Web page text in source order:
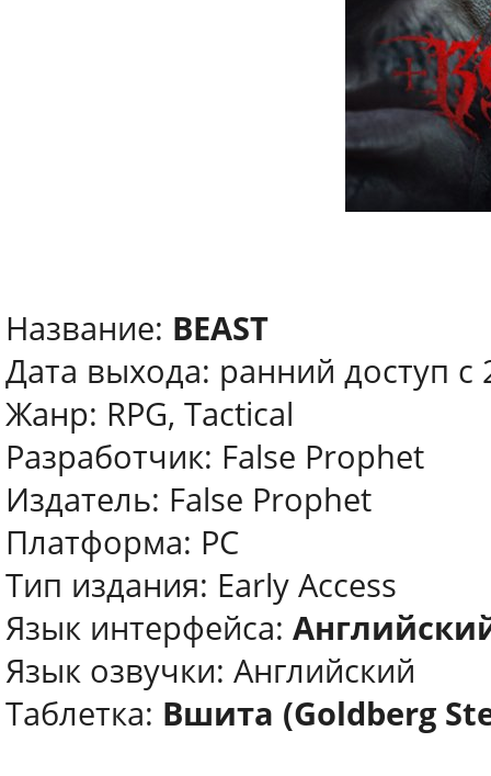
Название: BEAST
Дата выхода: ранний доступ с
Жанр: RPG, Tactical
Разработчик: False Prophet
Издатель: False Prophet
Платформа: PC
Тип издания: Early Access
Язык интерфейса:
Язык озвучки: Английский
Таблетка: Вшита (Goldberg